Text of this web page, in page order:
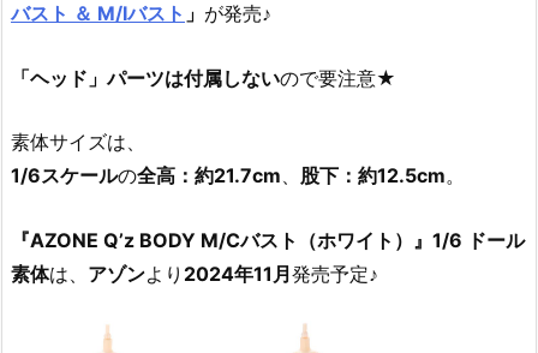
バスト ＆ M/Iバスト 」 が発売♪
「ヘッド」パーツは付属しないので要注意★
素体サイズは、
1/6スケールの全高：約21.7cm、 股下：約12.5cm。
『AZONE Q’z BODY M/Cバスト（ホワイト）』1/6 ドール
素体は、 アゾンより 2024年11月発売予定♪